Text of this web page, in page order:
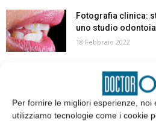
Per fornire le migliori esperienze, noi
utilizziamo tecnologie come i cookie
Fotografia clinica:
uno studio
18 Febbraio 2022
Perché è utile la
odontoiatrica nella
professionale...
19 Aprile 2018